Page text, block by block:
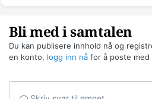
Bli med i samtalen
Du kan publisere innhold nå og
en konto, logg inn nå for å poste